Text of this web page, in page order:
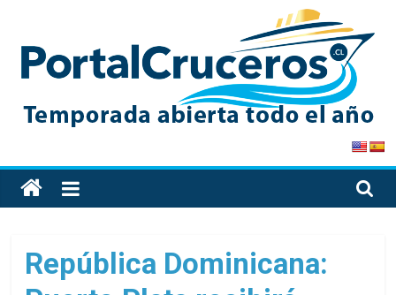
content
PortalCruceros
Toda
la
de
cruceros
República Dominicana: